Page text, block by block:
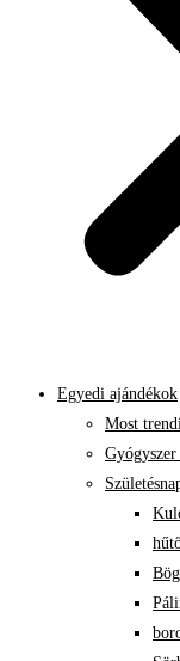
Egyedi ajándékok
Most